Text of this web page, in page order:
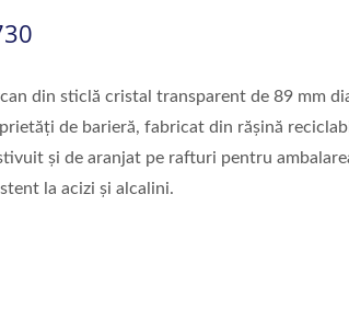
din sticlă cristal transparent de 89 mm
de barieră, fabricat din rășină
și de aranjat pe rafturi pentru
la acizi și alcalini.